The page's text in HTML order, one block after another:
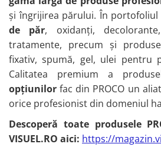
Cantare vopsit
Timmere vopsit
Consumabile vopsit
Pensule de vopsit parul
Spatule de vopsit parul
Solutii anti-pete vopsea
Produse cosmetice vopsit
Storcatoare tuburi vopsea
Boluri pentru vopsit parul
Aparatura coafor
Pulverizatoare
Pelerine de tuns profesionale
Lame briciuri
Briciuri de barbierit
Consumabile frizerie
Produse cosmetice barber
Echipament lucru frizerie
Mobilier barber
Produse SPA relax
Aparatura cosmetica
Forfecute sprancene
Consumabile cosmetica
Pensete pentru sprancene
Vopsea sprancene profesionala
Produse gene si sprancene
Kit laminare gene si sprancene
Lampi manichiura LED/UV
Nish Lady
Noemi
PerfectBeauty
Proco
Rovra
Refectocil
Shot
Splendor
și îngrijirea părului. În portofoliul
de păr, oxidanți,
tratamente, precum și
fixativ, spumă, gel, ulei pentru
Calitatea premium a
opțiunilor fac din PROCO un
orice profesionist din domeniul
Descoperă toate produsele
VISUEL.RO aici: https://